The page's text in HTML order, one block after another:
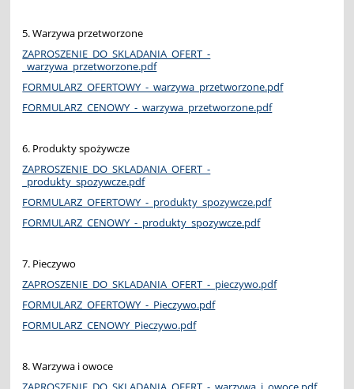
5. Warzywa przetworzone
ZAPROSZENIE_DO_SKLADANIA_OFERT_-
_warzywa_przetworzone.pdf
FORMULARZ_OFERTOWY_-_warzywa_przetworzone.pdf
FORMULARZ_CENOWY_-_warzywa_przetworzone.pdf
6. Produkty spożywcze
ZAPROSZENIE_DO_SKLADANIA_OFERT_-
_produkty_spozywcze.pdf
FORMULARZ_OFERTOWY_-_produkty_spozywcze.pdf
FORMULARZ_CENOWY_-_produkty_spozywcze.pdf
7. Pieczywo
ZAPROSZENIE_DO_SKLADANIA_OFERT_-_pieczywo.pdf
FORMULARZ_OFERTOWY_-_Pieczywo.pdf
FORMULARZ_CENOWY_Pieczywo.pdf
8. Warzywa i owoce